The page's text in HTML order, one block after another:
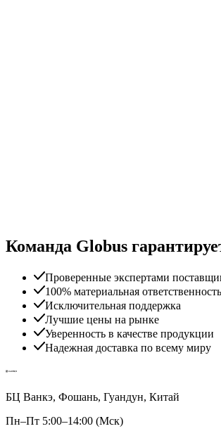
Команда Globus
Проверенные экспертами
100% материальная ответственность
Исключительная поддержка
Лучшие цены на рынке
Уверенность в качестве продукции
Надежная доставка по всему миру
БЦ Ванкэ, Фошань, Гуандун, Китай
Пн–Пт 5:00–14:00 (Мск)